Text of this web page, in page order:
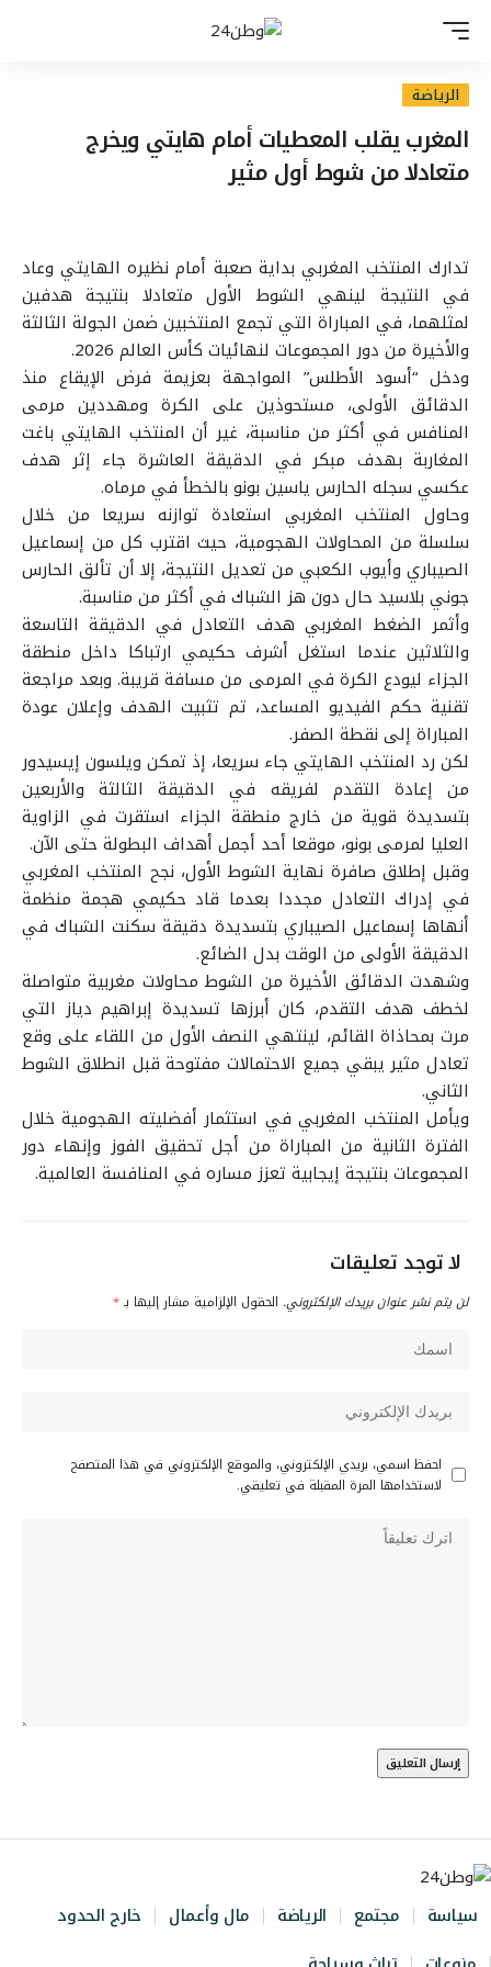
الرياضة
المغرب يقلب المعطيات أمام هايتي ويخرج
متعادلا من شوط أول مثير
تدارك المنتخب المغربي بداية صعبة أمام نظيره الهايتي وعاد
في النتيجة لينهي الشوط الأول متعادلا بنتيجة هدفين
لمثلهما، في المباراة التي تجمع المنتخبين ضمن الجولة الثالثة
والأخيرة من دور المجموعات لنهائيات كأس العالم 2026.
ودخل “أسود الأطلس” المواجهة بعزيمة فرض الإيقاع منذ
الدقائق الأولى، مستحوذين على الكرة ومهددين مرمى
المنافس في أكثر من مناسبة، غير أن المنتخب الهايتي باغت
المغاربة بهدف مبكر في الدقيقة العاشرة جاء إثر هدف
عكسي سجله الحارس ياسين بونو بالخطأ في مرماه.
وحاول المنتخب المغربي استعادة توازنه سريعا من خلال
سلسلة من المحاولات الهجومية، حيث اقترب كل من إسماعيل
الصيباري وأيوب الكعبي من تعديل النتيجة، إلا أن تألق الحارس
جوني بلاسيد حال دون هز الشباك في أكثر من مناسبة.
وأثمر الضغط المغربي هدف التعادل في الدقيقة التاسعة
والثلاثين عندما استغل أشرف حكيمي ارتباكا داخل منطقة
الجزاء ليودع الكرة في المرمى من مسافة قريبة. وبعد مراجعة
تقنية حكم الفيديو المساعد، تم تثبيت الهدف وإعلان عودة
المباراة إلى نقطة الصفر.
لكن رد المنتخب الهايتي جاء سريعا، إذ تمكن ويلسون إيسيدور
من إعادة التقدم لفريقه في الدقيقة الثالثة والأربعين
بتسديدة قوية من خارج منطقة الجزاء استقرت في الزاوية
العليا لمرمى بونو، موقعا أحد أجمل أهداف البطولة حتى الآن.
وقبل إطلاق صافرة نهاية الشوط الأول، نجح المنتخب المغربي
في إدراك التعادل مجددا بعدما قاد حكيمي هجمة منظمة
أنهاها إسماعيل الصيباري بتسديدة دقيقة سكنت الشباك في
الدقيقة الأولى من الوقت بدل الضائع.
وشهدت الدقائق الأخيرة من الشوط محاولات مغربية متواصلة
لخطف هدف التقدم، كان أبرزها تسديدة إبراهيم دياز التي
مرت بمحاذاة القائم، لينتهي النصف الأول من اللقاء على وقع
تعادل مثير يبقي جميع الاحتمالات مفتوحة قبل انطلاق الشوط
الثاني.
ويأمل المنتخب المغربي في استثمار أفضليته الهجومية خلال
الفترة الثانية من المباراة من أجل تحقيق الفوز وإنهاء دور
المجموعات بنتيجة إيجابية تعزز مساره في المنافسة العالمية.
لا توجد تعليقات
لن يتم نشر عنوان بريدك الإلكتروني. الحقول الإلزامية مشار إليها بـ*
احفظ اسمي، بريدي الإلكتروني، والموقع الإلكتروني في هذا المتصفح
لاستخدامها المرة المقبلة في تعليقي.
سياسة مجتمع الرياضة مال وأعمال
خارج الحدود